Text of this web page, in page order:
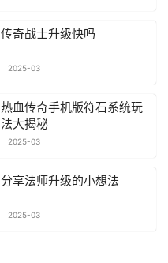
传奇战士升级快吗
2025-03
热血传奇手机版符石系统玩
法大揭秘
2025-03
分享法师升级的小想法
2025-03